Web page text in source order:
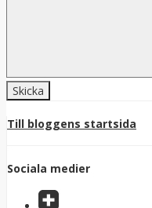
Till bloggens startsida
Sociala medier